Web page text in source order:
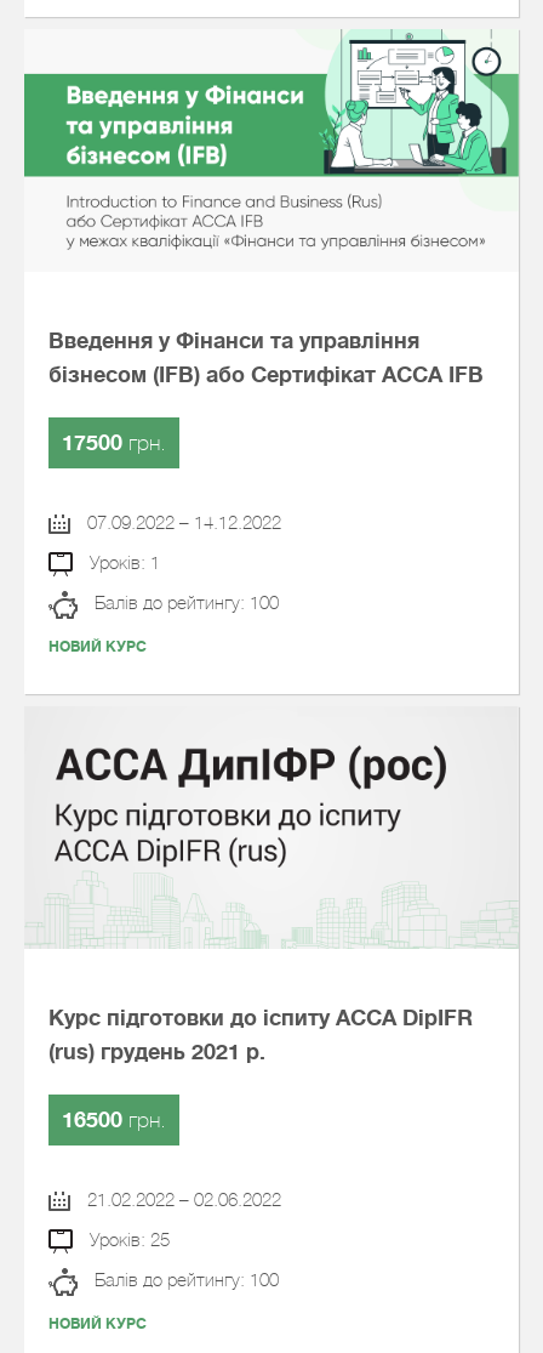
Введення у Фінанси та управління
бізнесом (IFB) або Сертифікат АССА IFB
17500 грн.
07.09.2022 – 14.12.2022
Уроків: 1
Балів до рейтингу: 100
НОВИЙ КУРС
Курс підготовки до іспиту АССА DipIFR
(rus) грудень 2021 р.
16500 грн.
21.02.2022 – 02.06.2022
Уроків: 25
Балів до рейтингу: 100
НОВИЙ КУРС